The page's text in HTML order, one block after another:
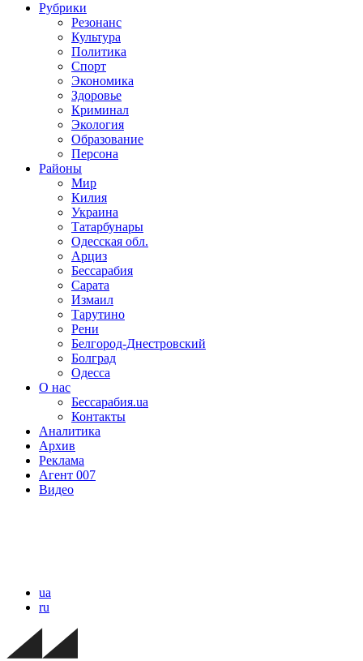
Рубрики
Резонанс
Культура
Политика
Спорт
Экономика
Здоровье
Криминал
Экология
Образование
Персона
Районы
Мир
Килия
Украина
Татарбунары
Одесская обл.
Арциз
Бессарабия
Сарата
Измаил
Тарутино
Рени
Белгород-Днестровский
Болград
Одесса
О нас
Бессарабия.ua
Контакты
Аналитика
Архив
Реклама
Агент 007
Видео
ua
ru